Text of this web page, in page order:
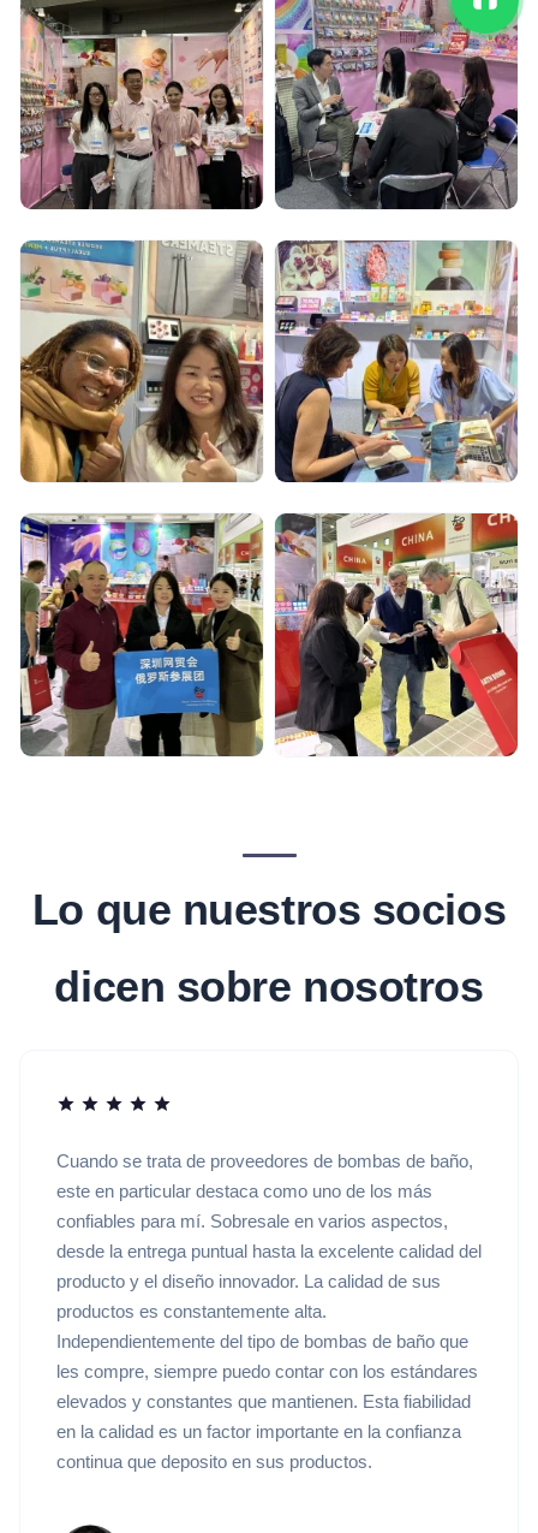
Lo que nuestros socios
dicen sobre nosotros
Cuando se trata de proveedores de bombas de baño,
este en particular destaca como uno de los más
confiables para mí. Sobresale en varios aspectos,
desde la entrega puntual hasta la excelente calidad del
producto y el diseño innovador. La calidad de sus
productos es constantemente alta.
Independientemente del tipo de bombas de baño que
les compre, siempre puedo contar con los estándares
elevados y constantes que mantienen. Esta fiabilidad
en la calidad es un factor importante en la confianza
continua que deposito en sus productos.